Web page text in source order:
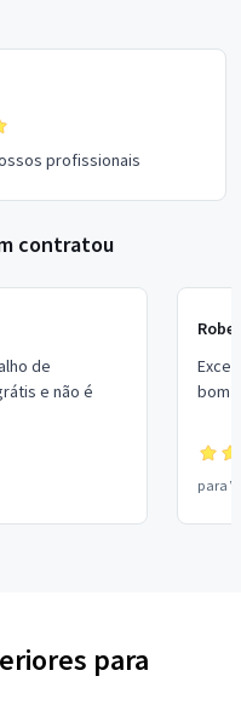
profissionais
contratou
de
e não é
bom
para
para